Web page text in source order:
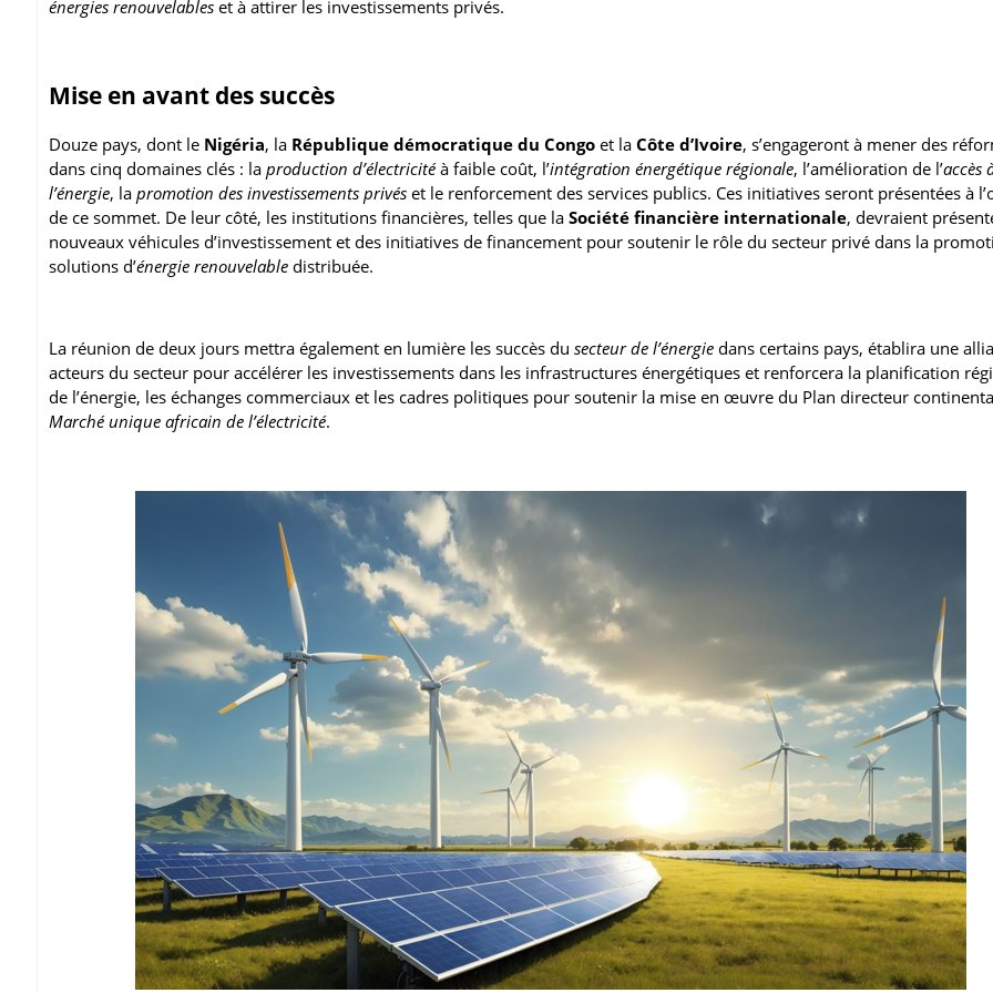
énergies renouvelables et à attirer les investissements privés.
Mise en avant des succès
Douze pays, dont le Nigéria, la République démocratique du Congo et la Côte d’Ivoire, s’engageront à mener des
dans cinq domaines clés : la production d’électricitéà faible coût, l’intégration énergétique régionale, l’amélioration de l’accès
l’énergie, la promotion des investissements privés et le renforcement des services publics. Ces initiatives seront présentées à
de ce sommet. De leur côté, les institutions financières, telles que la Société financière internationale, devraient
nouveaux véhicules d’investissement et des initiatives de financement pour soutenir le rôle du secteur privé dans la
solutions d’énergie renouvelable distribuée.
La réunion de deux jours mettra également en lumière les succès du secteur de l’énergie dans certains pays, établira une
acteurs du secteur pour accélérer les investissements dans les infrastructures énergétiques et renforcera la planification
de l’énergie, les échanges commerciaux et les cadres politiques pour soutenir la mise en œuvre du Plan directeur
Marché unique africain de l’électricité.